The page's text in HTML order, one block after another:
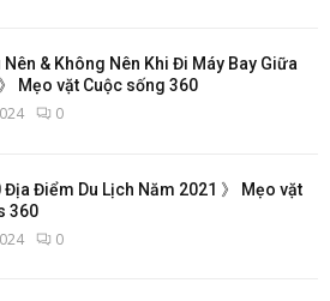
& Không Nên Khi Đi Máy Bay Giữa
Mẹo vặt Cuộc sống 360
0
Địa Điểm Du Lịch Năm 2021 》 Mẹo vặt
360
0